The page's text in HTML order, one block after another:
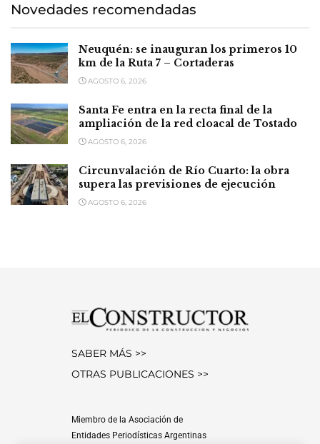
Novedades recomendadas
Neuquén: se inauguran los primeros 10
km de la Ruta 7 – Cortaderas
AGOSTO 6, 2026
Santa Fe entra en la recta final de la
ampliación de la red cloacal de Tostado
AGOSTO 6, 2026
Circunvalación de Río Cuarto: la obra
supera las previsiones de ejecución
AGOSTO 6, 2026
SABER MÁS >>
OTRAS PUBLICACIONES >>
Miembro de la Asociación de
Entidades Periodísticas Argentinas